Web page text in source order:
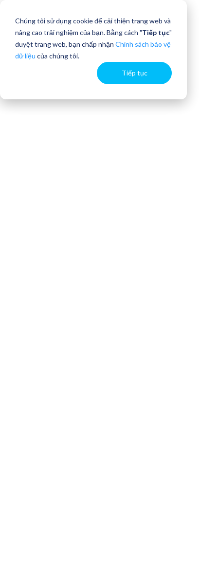
Chúng tôi sử dụng cookie để cải thiện trang web và
nâng cao trải nghiệm của bạn. Bằng cách "Tiếp tục"
duyệt trang web, bạn chấp nhận Chính sách bảo vệ
dữ liệu của chúng tôi.
Tiếp tục